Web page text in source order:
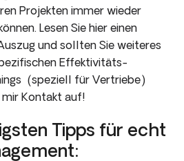
Projekten immer wieder
Lesen Sie hier einen
und sollten Sie weiteres
Effektivitäts-
(speziell für Vertriebe)
mir Kontakt auf!
Tipps für echt